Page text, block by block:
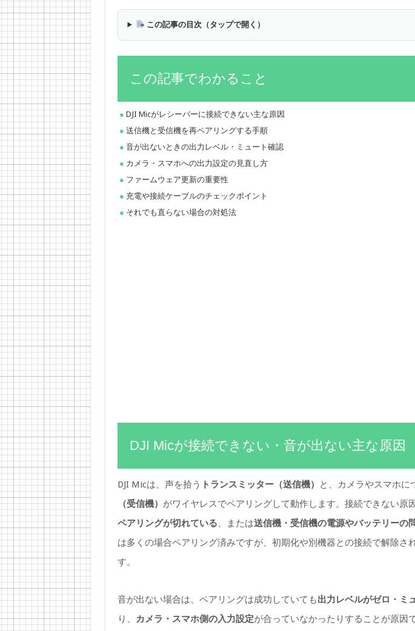
この記事の目次（タップで開く）
この記事でわかること
DJI Micがレシーバーに接続できない主な原因
送信機と受信機を再ペアリングする手順
音が出ないときの出力レベル・ミュート確認
カメラ・スマホへの出力設定の見直し方
ファームウェア更新の重要性
充電や接続ケーブルのチェックポイント
それでも直らない場合の対処法
DJI Micが接続できない・音が出ない主な原因
DJI Micは、声を拾う トランスミッター（送信機） と、カメラやスマホに
（受信機） がワイヤレスでペアリングして動作します。接続できない原
ペアリングが切れている、または送信機・受信機の電源やバッテリーの
は多くの場合ペアリング済みですが、初期化や別機器との接続で解除さ
す。
音が出ない場合は、ペアリングは成功していても出力レベルがゼロ・ミ
り、 カメラ・スマホ側の入力設定が合っていなかったりすることが原因